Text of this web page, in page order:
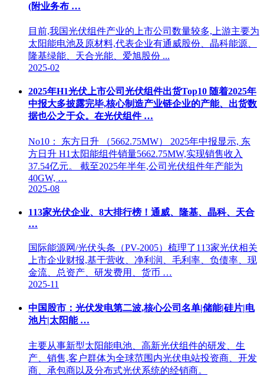
(附业务布 …
目前,我国光伏组件产业的上市公司数量较多,上游主要为
太阳能电池及原材料,代表企业有通威股份、晶科能源、
隆基绿能、天合光能、爱旭股份 ...
2025-02
2025年H1光伏上市公司光伏组件出货Top10 随着2025年
中报大多披露完毕,核心制造产业链企业的产能、出货数
据也公之于众。在光伏组件 …
No10： 东方日升 （5662.75MW） 2025年中报显示, 东
方日升 H1太阳能组件销量5662.75MW,实现销售收入
37.54亿元。 截至2025年半年,公司光伏组件年产能为
40GW, …
2025-08
113家光伏企业、8大排行榜！通威、隆基、晶科、天合
…
国际能源网/光伏头条（PV-2005）梳理了113家光伏相关
上市企业财报,基于营收、净利润、毛利率、负债率、现
金流、总资产、研发费用、货币 …
2025-11
中国股市：光伏发电第二波,核心公司名单|储能|硅片|电
池片|太阳能 …
主要从事新型太阳能电池、高新光伏组件的研发、生
产、销售,客户群体为全球范围内光伏电站投资商、开发
商、承包商以及分布式光伏系统的经销商。